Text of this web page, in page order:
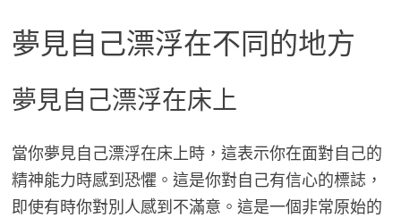
夢見自己漂浮在不同的地方
夢見自己漂浮在床上
當你夢見自己漂浮在床上時，這表示你在面對自己的
精神能力時感到恐懼。這是你對自己有信心的標誌，
即使有時你對別人感到不滿意。這是一個非常原始的